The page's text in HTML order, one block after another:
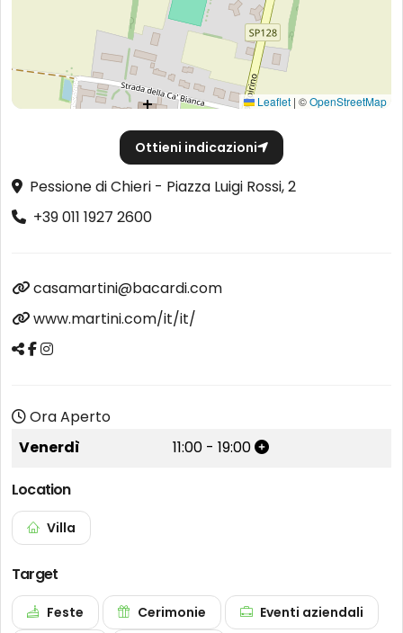
Leaflet | ©OpenStreetMap
Ottieni indicazioni
Pessione di Chieri - Piazza Luigi Rossi, 2
+39 011 1927 2600
casamartini@bacardi.com
www.martini.com/it/it/
Ora Aperto
Venerdì
11:00 - 19:00
Location
Villa
Target
Feste Cerimonie
Eventi aziendali